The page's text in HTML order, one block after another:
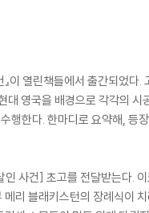
이 열린책들에서 출간되었다.
영국을 배경으로 각각의 시
행한다. 한마디로 요약해, 등
사건] 초고를 전달받는다.
리 블래키스턴의 장례식이